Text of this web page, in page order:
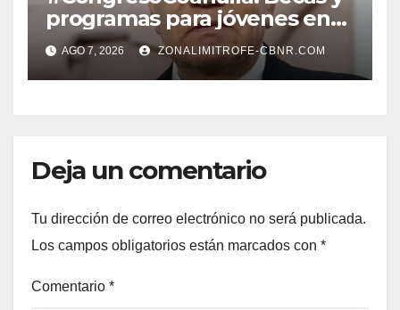
programas para jóvenes en
áreas agropecuarias, plantea
Raúl Onofre
AGO 7, 2026 ZONALIMITROFE-CBNR.COM
Deja un comentario
Tu dirección de correo electrónico no será publicada.
Los campos obligatorios están marcados con *
Comentario *